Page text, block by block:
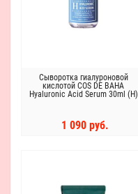
Сыворотка гиалуроновой
кислотой COS DE BAHA
Hyaluronic Acid Serum 30ml (H)
1 090 руб.